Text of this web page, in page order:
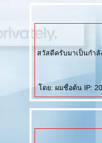
สวัสดีครับมาเป็นกำ
ดย: ผมชื่อต้น IP: